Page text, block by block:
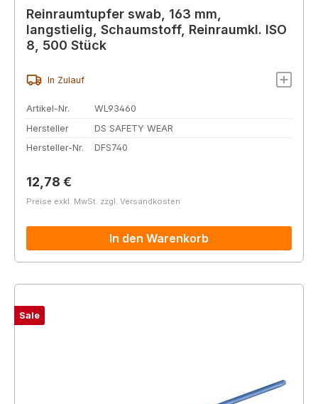
Reinraumtupfer swab, 163 mm,
langstielig, Schaumstoff, Reinraumkl. ISO
8, 500 Stück
In Zulauf
Artikel-Nr.
WL93460
Hersteller
DS SAFETY WEAR
Hersteller-Nr.
DFS740
Regulärer Preis:
12,78 €
Preise exkl. MwSt. zzgl. Versandkosten
In den Warenkorb
Sale